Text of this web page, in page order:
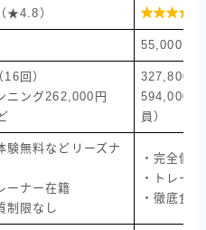
（★4.8） 
55,000円
回）
ニング262,000円
327,800円
594,000円
員）
験無料などリーズナ
ーナー在籍
制限なし
・完全個室
・トレー
・徹底食